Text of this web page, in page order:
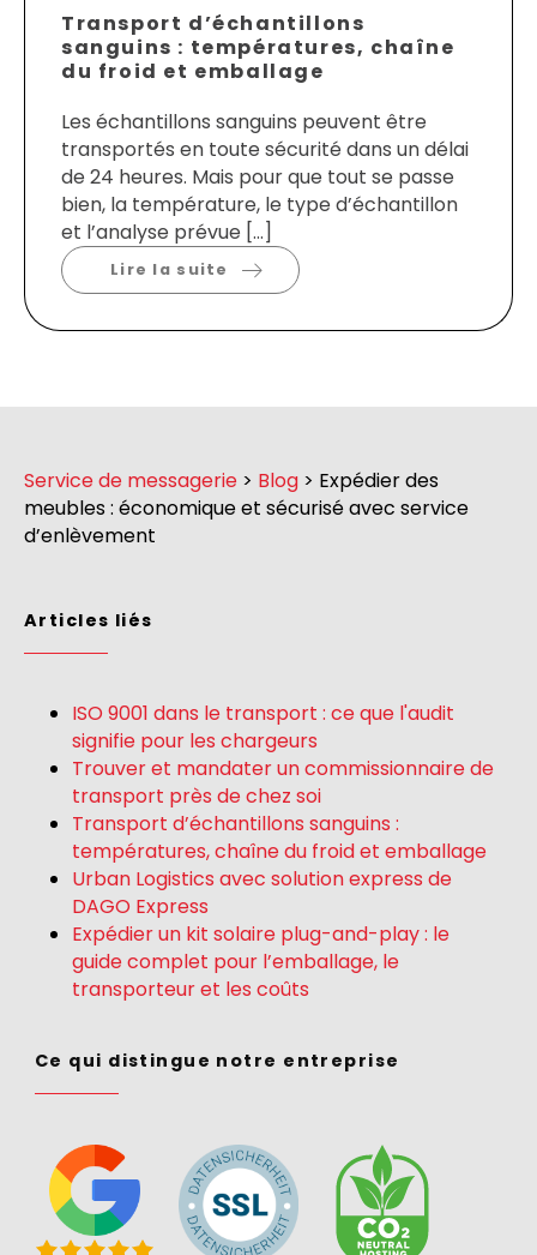
Transport d’échantillons
sanguins : températures, chaîne
du froid et emballage
Les échantillons sanguins peuvent être
transportés en toute sécurité dans un délai
de 24 heures. Mais pour que tout se passe
bien, la température, le type d’échantillon
et l’analyse prévue […]
Lire la suite
Service de messagerie > Blog > Expédier des
meubles : économique et sécurisé avec service
d’enlèvement
Articles liés
ISO 9001 dans le transport : ce que l'audit
signifie pour les chargeurs
Trouver et mandater un commissionnaire de
transport près de chez soi
Transport d’échantillons sanguins :
températures, chaîne du froid et emballage
Urban Logistics avec solution express de
DAGO Express
Expédier un kit solaire plug-and-play : le
guide complet pour l’emballage, le
transporteur et les coûts
Ce qui distingue notre entreprise